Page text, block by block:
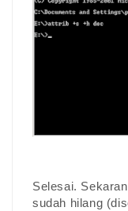
Selesai.
sudah hilang